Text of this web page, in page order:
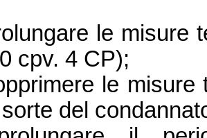
le misure
cpv. 4 CP);
le misure
del